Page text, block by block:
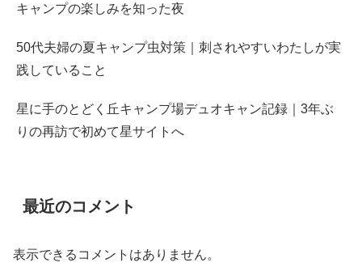
キャンプの楽しみを知った夜
50代夫婦の夏キャンプ虫対策｜刺されやすいわたしが実
践していること
星に手のとどく丘キャンプ場デュオキャン記録｜3年ぶ
りの再訪で初めて星サイトへ
最近のコメント
表示できるコメントはありません。